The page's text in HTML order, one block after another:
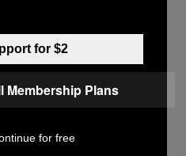
for $2
Membership Plans
for free